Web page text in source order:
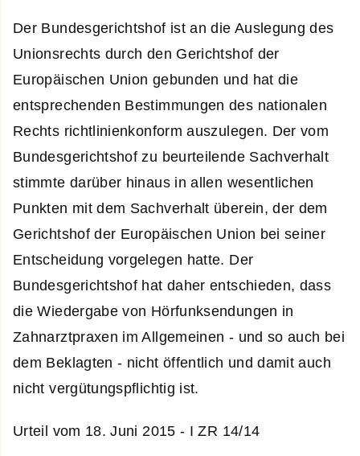
Der Bundesgerichtshof ist an die Auslegung des
Unionsrechts durch den Gerichtshof der
Europäischen Union gebunden und hat die
entsprechenden Bestimmungen des nationalen
Rechts richtlinienkonform auszulegen. Der vom
Bundesgerichtshof zu beurteilende Sachverhalt
stimmte darüber hinaus in allen wesentlichen
Punkten mit dem Sachverhalt überein, der dem
Gerichtshof der Europäischen Union bei seiner
Entscheidung vorgelegen hatte. Der
Bundesgerichtshof hat daher entschieden, dass
die Wiedergabe von Hörfunksendungen in
Zahnarztpraxen im Allgemeinen - und so auch bei
dem Beklagten - nicht öffentlich und damit auch
nicht vergütungspflichtig ist.
Urteil vom 18. Juni 2015 - I ZR 14/14